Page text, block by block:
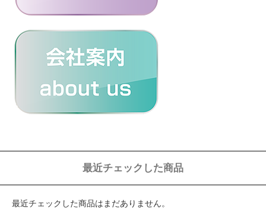
最近チェックした商品
最近チェックした商品はまだありません。